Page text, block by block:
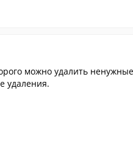
можно удалить
удаления.